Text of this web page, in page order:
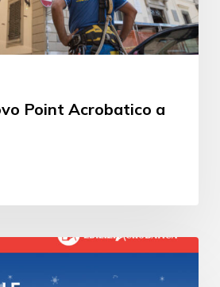
Point Acrobatico a